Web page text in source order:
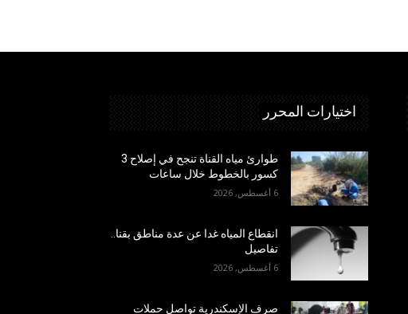
اختيارات المحرر
طوارئ مياه القناة تنجح في إصلاح 3
كسور بالخطوط خلال ساعات
6 أغسطس, 2026
انقطاع المياه غدا عن عدة مناطق بقنا..
تفاصيل
6 أغسطس, 2026
صرف الإسكندرية تواصل حملات